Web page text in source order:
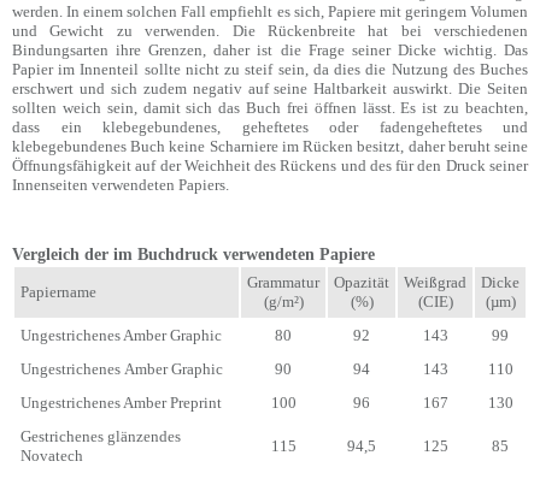
werden. In einem solchen Fall empfiehlt es sich, Papiere mit geringem Volumen
und Gewicht zu verwenden. Die Rückenbreite hat bei verschiedenen
Bindungsarten ihre Grenzen, daher ist die Frage seiner Dicke wichtig. Das
Papier im Innenteil sollte nicht zu steif sein, da dies die Nutzung des Buches
erschwert und sich zudem negativ auf seine Haltbarkeit auswirkt. Die Seiten
sollten weich sein, damit sich das Buch frei öffnen lässt. Es ist zu beachten,
dass ein klebegebundenes, geheftetes oder fadengeheftetes und
klebegebundenes Buch keine Scharniere im Rücken besitzt, daher beruht seine
Öffnungsfähigkeit auf der Weichheit des Rückens und des für den Druck seiner
Innenseiten verwendeten Papiers.
Vergleich der im Buchdruck verwendeten Papiere
Papiername
Grammatur
(g/m²)
Opazität
(%)
Weißgrad
(CIE)
Dicke
(µm)
Ungestrichenes Amber Graphic
80 92 143
99
Ungestrichenes Amber Graphic
90 94 143
110
Ungestrichenes Amber Preprint
100 96 167
130
Gestrichenes glänzendes
Novatech
115 94,5 125 85